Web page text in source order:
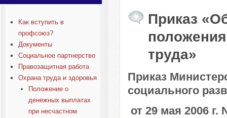
Как вступить в
профсоюз?
Документы
Социальное партнерство
Правозащитная работа
Охрана труда и здоровья
Положение о
денежных выплатах
при несчастном
Приказ
труда»
Приказ
социального
от 29 мая 2006 г.